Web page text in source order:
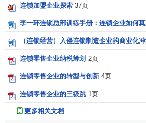
潜在顾客的心理采取行动。这就是说，
顾客的心中。该战略无论对于连锁组织
（Segmenting）、选择目标市场（
（Positioning）。无论是和教育、饮食
关的连锁组织都需要确定优先确定所在
性，并从细分市场的归类中得到组织的
店的目标市场确定可以最终导向性的确
有正确的选择目标市场
连锁加盟企业探索 37页
李一环连锁总部训练手册：连锁企业如何真正让员工“
（连锁经营）入侵连锁制造企业的商业化
连锁零售企业纳税筹划 2页
连锁零售企业的转型与创新 4页
连锁零售企业的三级跳 1页
更多相关文档